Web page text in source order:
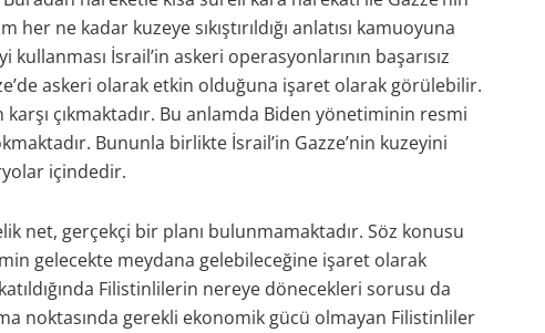
ne kadar kuzeye sıkıştırıldığı anlatısı kamuoyuna
kullanması İsrail’in askeri operasyonlarının başarısız
askeri olarak etkin olduğuna işaret olarak görülebilir.
karşı çıkmaktadır. Bu anlamda Biden yönetiminin resmi
Bununla birlikte İsrail’in Gazze’nin kuzeyini
içindedir.
net, gerçekçi bir planı bulunmamaktadır. Söz konusu
gelecekte meydana gelebileceğine işaret olarak
Filistinlilerin nereye dönecekleri sorusu da
noktasında gerekli ekonomik gücü olmayan Filistinliler